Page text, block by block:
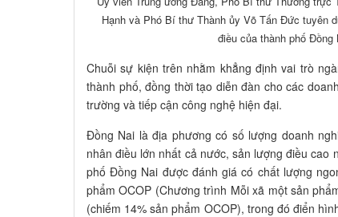
Hạnh và Phó Bí thư Thành ủy Võ Tấn Đức tuyên
điều của thành phố
Chuỗi sự kiện trên nhằm khẳng định vai trò
thành phố, đồng thời tạo diễn đàn cho các
trường và tiếp cận công nghệ hiện đại.
Đồng Nai là địa phương có số lượng doanh
nhân điều lớn nhất cả nước, sản lượng điều cao
phố Đồng Nai được đánh giá có chất lượng
phẩm OCOP (Chương trình Mỗi xã một sản
(chiếm 14% sản phẩm OCOP), trong đó điển